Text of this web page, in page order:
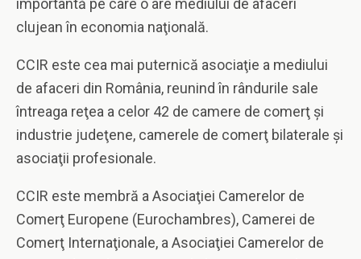
importantă pe care o are mediului de afaceri
clujean în economia naţională.
CCIR este cea mai puternică asociaţie a mediului
de afaceri din România, reunind în rândurile sale
întreaga reţea a celor 42 de camere de comerţ şi
industrie judeţene, camerele de comerţ bilaterale şi
asociaţii profesionale.
CCIR este membră a Asociaţiei Camerelor de
Comerţ Europene (Eurochambres), Camerei de
Comerţ Internaţionale, a Asociaţiei Camerelor de